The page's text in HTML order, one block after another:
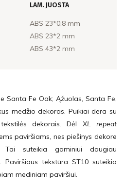
LAM. JUOSTA
ABS 23*0,8 mm
ABS 23*2 mm
ABS 43*2 mm
Santa Fe Oak; Ąžuolas, Santa Fe,
medžio dekoras. Puikiai dera su
dekorais. Dėl XL repeat
paviršiams, nes piešinys dekore
suteikia gaminiui daugiau
Paviršiaus tekstūra ST10 suteikia
mediniam paviršiui.